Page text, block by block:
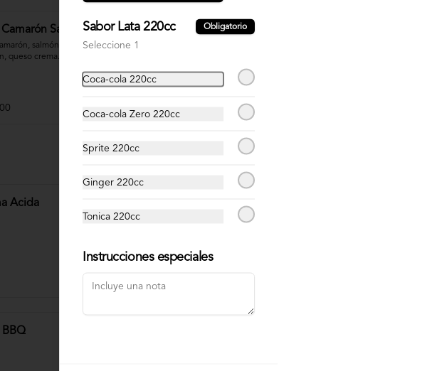
Camarón Salmon
salmón, palta,
queso crema.
Acida
BBQ
Sabor Lata 220cc Obligatorio
Seleccione 1
Coca-cola 220cc
Coca-cola Zero 220cc
Sprite 220cc
Ginger 220cc
Tonica 220cc
Instrucciones especiales